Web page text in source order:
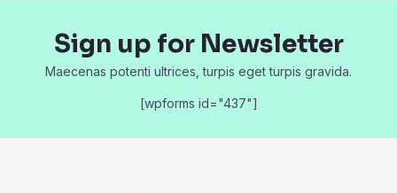
Sign up for Newsletter
Maecenas potenti ultrices, turpis eget turpis gravida.
[wpforms id="437"]